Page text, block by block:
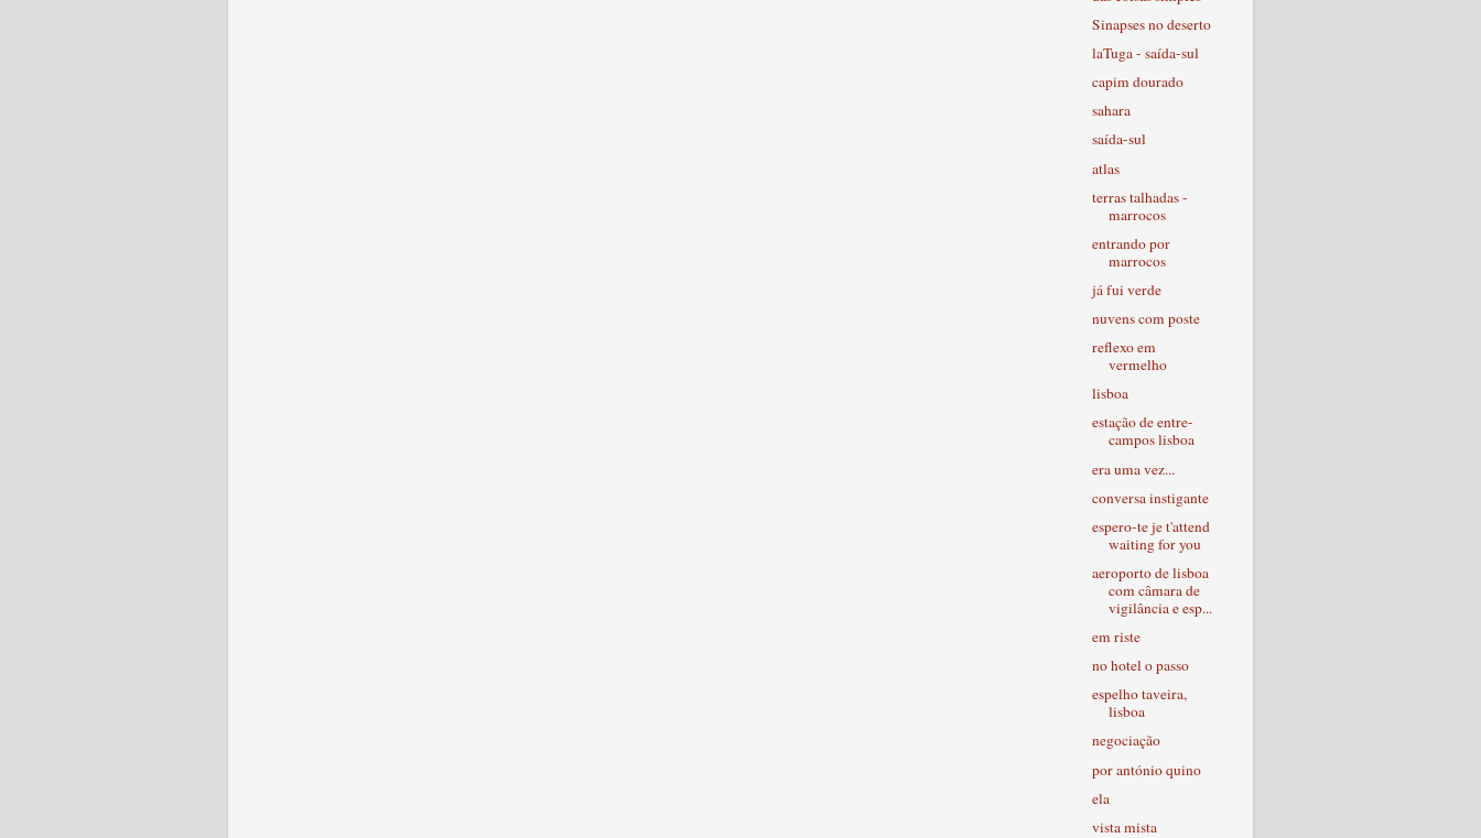
Sinapses no deserto
laTuga - saída-sul
capim dourado
sahara
saída-sul
atlas
terras talhadas -
marrocos
entrando por
marrocos
já fui verde
nuvens com poste
reflexo em
vermelho
lisboa
estação de entre-
campos lisboa
era uma vez...
conversa instigante
espero-te je t'attend
waiting for you
aeroporto de lisboa
com câmara de
vigilância e esp...
em riste
no hotel o passo
espelho taveira,
lisboa
negociação
por antónio quino
ela
vista mista